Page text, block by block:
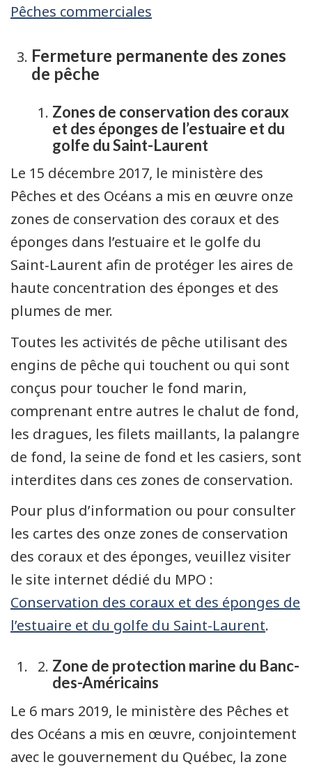
Pêches commerciales
Fermeture permanente des zones
de pêche
Zones de conservation des coraux
et des éponges de l’estuaire et du
golfe du Saint-Laurent
Le 15 décembre 2017, le ministère des
Pêches et des Océans a mis en œuvre onze
zones de conservation des coraux et des
éponges dans l’estuaire et le golfe du
Saint‑Laurent afin de protéger les aires de
haute concentration des éponges et des
plumes de mer.
Toutes les activités de pêche utilisant des
engins de pêche qui touchent ou qui sont
conçus pour toucher le fond marin,
comprenant entre autres le chalut de fond,
les dragues, les filets maillants, la palangre
de fond, la seine de fond et les casiers, sont
interdites dans ces zones de conservation.
Pour plus d’information ou pour consulter
les cartes des onze zones de conservation
des coraux et des éponges, veuillez visiter
le site internet dédié du MPO :
Conservation des coraux et des éponges de
l’estuaire et du golfe du Saint-Laurent.
Zone de protection marine du Banc-
des-Américains
Le 6 mars 2019, le ministère des Pêches et
des Océans a mis en œuvre, conjointement
avec le gouvernement du Québec, la zone